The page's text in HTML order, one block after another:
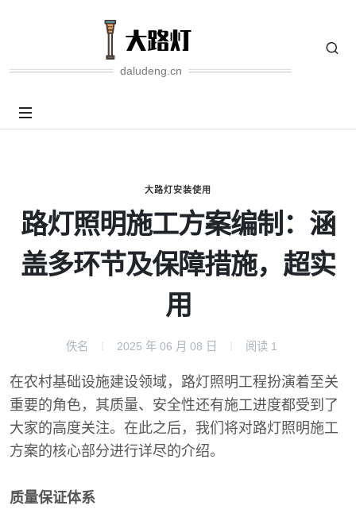
daludeng.cn
大路灯安装使用
路灯照明施工方案编制：涵
盖多环节及保障措施，超实
用
佚名 2025 年 06 月 08 日 阅读 1
在农村基础设施建设领域，路灯照明工程扮演着至关
重要的角色，其质量、安全性还有施工进度都受到了
大家的高度关注。在此之后，我们将对路灯照明施工
方案的核心部分进行详尽的介绍。
质量保证体系